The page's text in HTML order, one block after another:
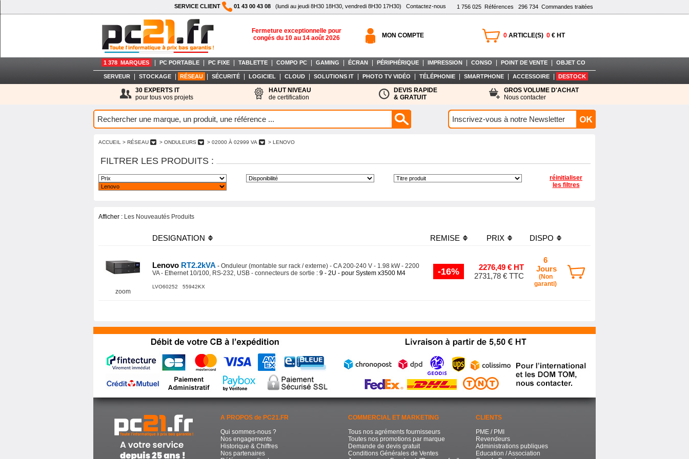
1 756 025 Références 296 734 Commandes traitées
SERVICE CLIENT 01 43 00 43 08 (lundi au jeudi 8H30 18H30, vendredi 8H30 17H30) Contactez-nous
Fermeture exceptionnelle pour
congés du 10 au 14 août 2026
0 ARTICLE(S) 0 € HT
MON COMPTE
1 378 MARQUES PC PORTABLE PC FIXE TABLETTE COMPO PC GAMING ÉCRAN PÉRIPHÉRIQUE IMPRESSION CONSO POINT DE VENTE OBJET CO
SERVEUR STOCKAGE RÉSEAU SÉCURITÉ LOGICIEL CLOUD SOLUTIONS IT PHOTO TV VIDÉO TÉLÉPHONIE SMARTPHONE ACCESSOIRE DESTOCK
30 EXPERTS IT
pour tous vos projets
HAUT NIVEAU
de certification
DEVIS RAPIDE
& GRATUIT
GROS VOLUME D'ACHAT
Nous contacter
ACCUEIL > RÉSEAU > ONDULEURS > 02000 À 02999 VA > LENOVO
FILTRER LES PRODUITS :
réinitialiser
les filtres
Afficher : Les Nouveautés Produits
DESIGNATION REMISE PRIX DISPO
zoom
Lenovo RT2.2kVA - Onduleur (montable sur rack / externe) - CA 200-240 V - 1.98 kW - 2200
VA - Ethernet 10/100, RS-232, USB - connecteurs de sortie : 9 - 2U - pour System x3500 M4
LVO60252 55942KX
-16%
2276,49 € HT
2731,78 € TTC
6
Jours
(Non
garanti)
A PROPOS de PC21.FR
Qui sommes-nous ?
Nos engagements
Historique & Chiffres
Nos partenaires
COMMERCIAL ET MARKETING
Tous nos agréments fournisseurs
Toutes nos promotions par marque
Demande de devis gratuit
Conditions Générales de Ventes
CLIENTS
PME / PMI
Revendeurs
Administrations publiques
Education / Association